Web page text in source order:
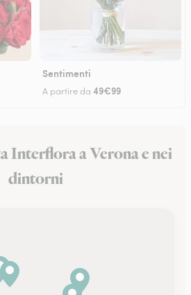
Sentimenti
A partire da 49€99
Interflora a Verona e nei
dintorni